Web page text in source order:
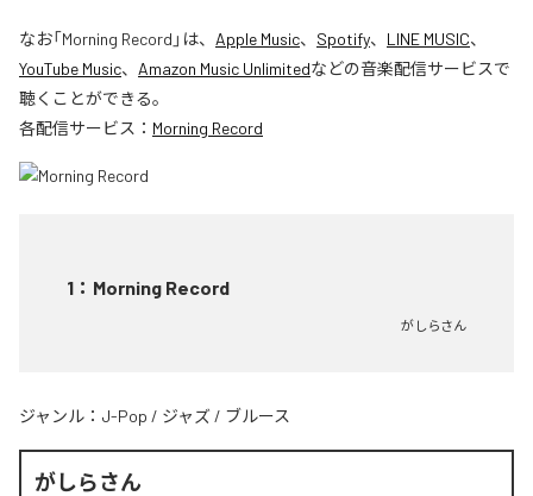
なお「Morning Record 」は、 Apple Music、 Spotify、 LINE MUSIC、
YouTube Music、 Amazon Music Unlimitedなどの音楽配信サービスで
聴くことができる。
各配信サービス： Morning Record
1 ： Morning Record
がしらさん
ジャンル： J-Pop / ジャズ / ブルース
がしらさん